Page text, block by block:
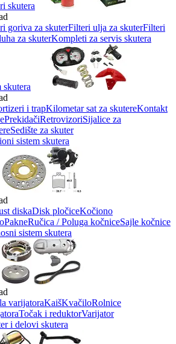
skutera
goriva za skuterFilteri ulja za skuterFilteri
za skuterKompleti za servis skutera
skutera
i trapKilometar sat za skutereKontakt
PrekidačiRetrovizoriSijalice za
Sedište za skuter
sistem skutera
diskaDisk pločiceKočiono
PakneRučica / Poluga kočniceSajle kočnice
sistem skutera
varijatoraKaišKvačiloRolnice
Točak i reduktorVarijator
i delovi skutera